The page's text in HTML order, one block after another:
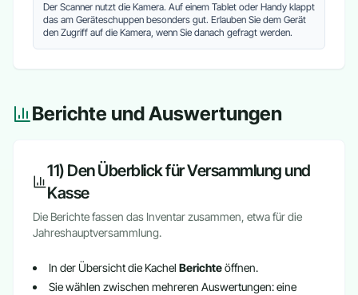
Der Scanner nutzt die Kamera. Auf einem Tablet oder Handy klappt
das am Geräteschuppen besonders gut. Erlauben Sie dem Gerät
den Zugriff auf die Kamera, wenn Sie danach gefragt werden.
Berichte und Auswertungen
11) Den Überblick für Versammlung und
Kasse
Die Berichte fassen das Inventar zusammen, etwa für die
Jahreshauptversammlung.
In der Übersicht die Kachel Berichteöffnen.
Sie wählen zwischen mehreren Auswertungen: eine